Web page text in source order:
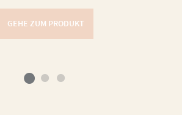
GEHE ZUM PRODUKT